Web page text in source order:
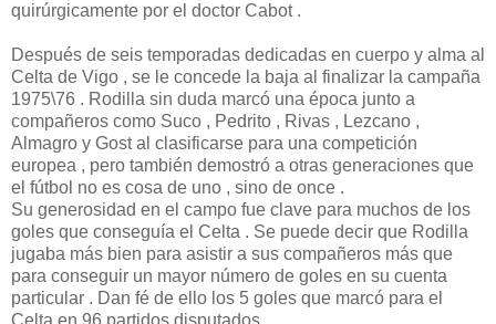
quirúrgicamente por el doctor Cabot .
Después de seis temporadas dedicadas en cuerpo y alma al
Celta de Vigo , se le concede la baja al finalizar la campaña
1975\76 . Rodilla sin duda marcó una época junto a
compañeros como Suco , Pedrito , Rivas , Lezcano ,
Almagro y Gost al clasificarse para una competición
europea , pero también demostró a otras generaciones que
el fútbol no es cosa de uno , sino de once .
Su generosidad en el campo fue clave para muchos de los
goles que conseguía el Celta . Se puede decir que Rodilla
jugaba más bien para asistir a sus compañeros más que
para conseguir un mayor número de goles en su cuenta
particular . Dan fé de ello los 5 goles que marcó para el
Celta en 96 partidos disputados .